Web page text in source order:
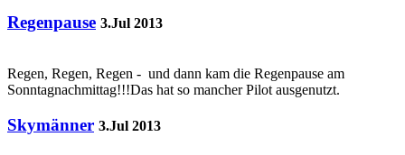
Regenpause 3.Jul 2013
Regen, Regen, Regen - und dann kam die Regenpause am
Sonntagnachmittag!!!Das hat so mancher Pilot ausgenutzt.
Skymänner 3.Jul 2013